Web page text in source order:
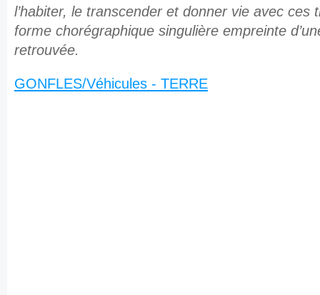
l’habiter, le transcender et donner vie avec ces
forme chorégraphique singulière empreinte
retrouvée.
GONFLES/Véhicules - TERRE